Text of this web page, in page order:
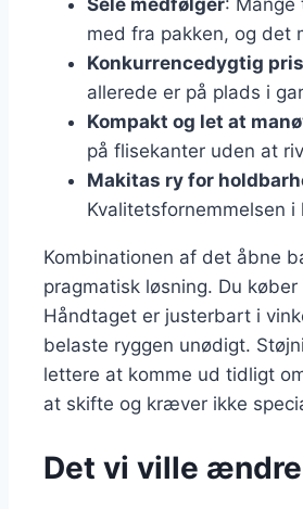
Sele medfølger: Mange
med fra pakken, og det
Konkurrencedygtig
allerede er på plads i
Kompakt og let at
på flisekanter uden at
Makitas ry for
Kvalitetsfornemmelsen
Kombinationen af det åbne
pragmatisk løsning. Du
Håndtaget er justerbart i
belaste ryggen unødigt.
lettere at komme ud tidligt
at skifte og kræver ikke
Det vi ville ændre